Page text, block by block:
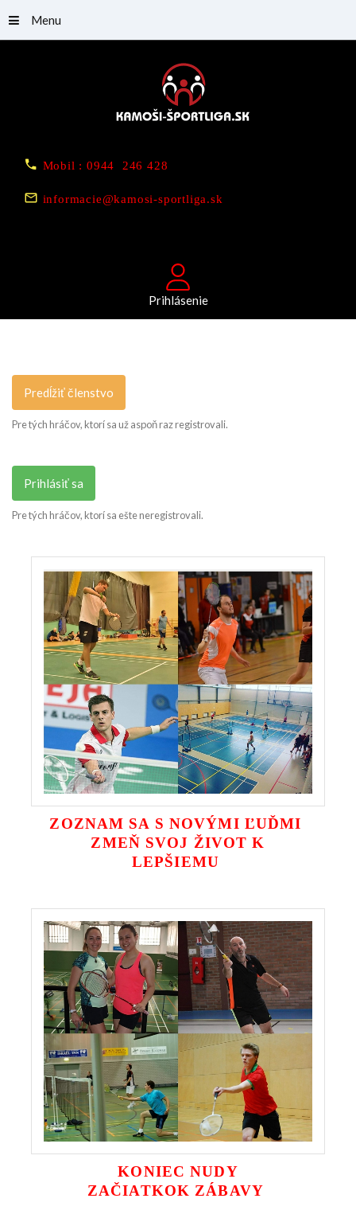
Mobil : 0944 246 428
informacie@kamosi-sportliga.sk
Prihlásenie
Menu
Predĺžiť členstvo
Pre tých hráčov, ktorí sa už aspoň raz registrovali.
Prihlásiť sa
Pre tých hráčov, ktorí sa ešte neregistrovali.
ZOZNAM SA S NOVÝMI ĽUĎMI
ZMEŇ SVOJ ŽIVOT K
LEPŠIEMU
KONIEC NUDY
ZAČIATKOK ZÁBAVY